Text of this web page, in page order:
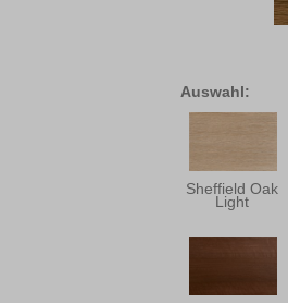
Auswahl:
Sheffield Oak
Light